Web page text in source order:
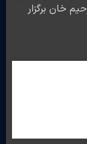
خان برگزار